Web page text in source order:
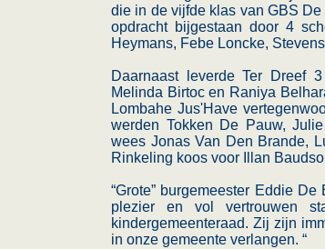
die in de vijfde klas van GBS
opdracht bijgestaan door 4
Heymans, Febe Loncke,
Daarnaast leverde Ter Dreef
Melinda Birtoc en Raniya
Lombahe Jus'Have
werden Tokken De Pauw,
wees Jonas Van Den Brande,
Rinkeling koos voor Illan
“Grote” burgemeester Eddie
plezier en vol vertrouwen
kindergemeenteraad. Zij zijn
in onze gemeente verlangen. “